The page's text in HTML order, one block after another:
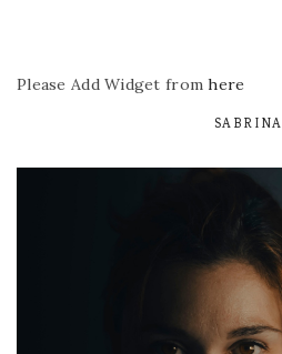
Please Add Widget fromhere
SABRINA